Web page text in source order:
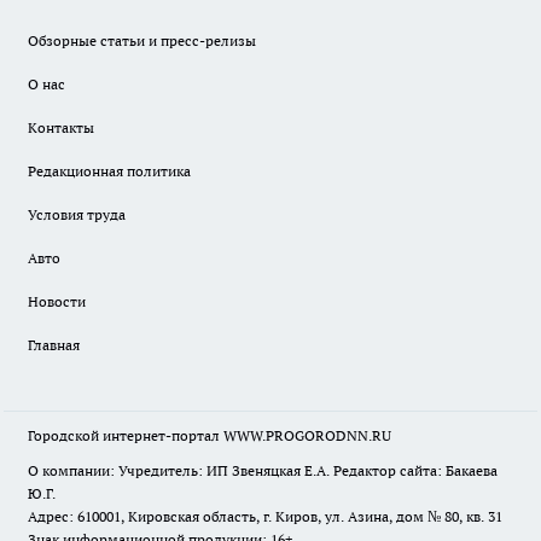
Обзорные статьи и пресс-релизы
О нас
Контакты
Редакционная политика
Условия труда
Авто
Новости
Главная
Городской интернет-портал WWW.PROGORODNN.RU
О компании: Учредитель: ИП Звеняцкая Е.А. Редактор сайта: Бакаева
Ю.Г.
Адрес: 610001, Кировская область, г. Киров, ул. Азина, дом № 80, кв. 31